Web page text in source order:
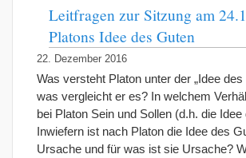
Leitfragen zur Sitzung am
Platons Idee des Guten
22. Dezember 2016
Was versteht Platon unter der „Idee des
was vergleicht er es? In welchem
bei Platon Sein und Sollen (d.h. die
Inwiefern ist nach Platon die Idee des
Ursache und für was ist sie Ursache?